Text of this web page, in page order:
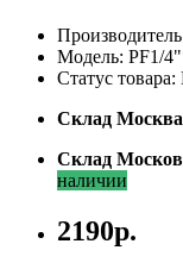
Модель: PF1/
Статус
Склад Москва
Склад
наличии
2190р.